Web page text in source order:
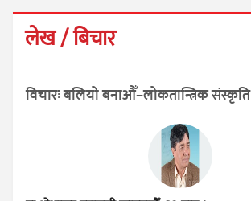
लेख / बिचार
विचारः बलियो बनाऔँ–लोकतान्त्रिक संस्कृति